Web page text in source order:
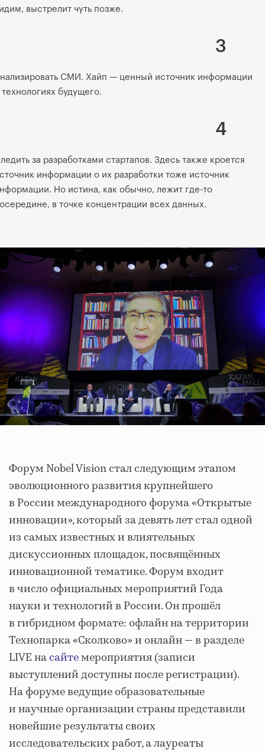
выстрелит чуть позже.
3
СМИ. Хайп — ценный источник информации
технологиях будущего.
4
за разработками стартапов. Здесь также кроется
информации о их разработки тоже источник
Но истина, как обычно, лежит где-то
в точке концентрации всех данных.
Форум Nobel Vision стал следующим этапом
эволюционного развития крупнейшего
в России международного форума «Открытые
инновации», который за девять лет стал одной
из самых известных и влиятельных
дискуссионных площадок, посвящённых
инновационной тематике. Форум входит
в число официальных мероприятий Года
науки и технологий в России. Он прошёл
в гибридном формате: офлайн на территории
Технопарка «Сколково» и онлайн — в разделе
LIVE насайтемероприятия (записи
выступлений доступны после регистрации).
На форуме ведущие образовательные
и научные организации страны представили
новейшие результаты своих
исследовательских работ, а лауреаты